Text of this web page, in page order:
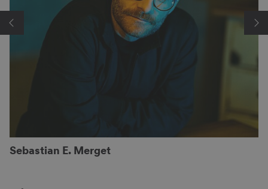
Sebastian E. Merget